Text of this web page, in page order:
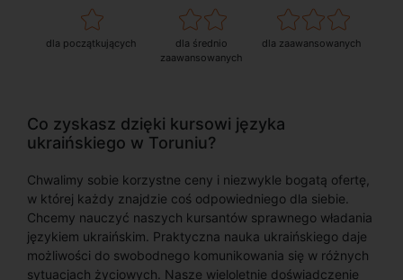
dla początkujących
dla średnio
zaawansowanych
dla zaawansowanych
Co zyskasz dzięki kursowi języka
ukraińskiego w Toruniu?
Chwalimy sobie korzystne ceny i niezwykle bogatą ofertę,
w której każdy znajdzie coś odpowiedniego dla siebie.
Chcemy nauczyć naszych kursantów sprawnego władania
językiem ukraińskim. Praktyczna nauka ukraińskiego daje
możliwości do swobodnego komunikowania się w różnych
sytuacjach życiowych. Nasze wieloletnie doświadczenie